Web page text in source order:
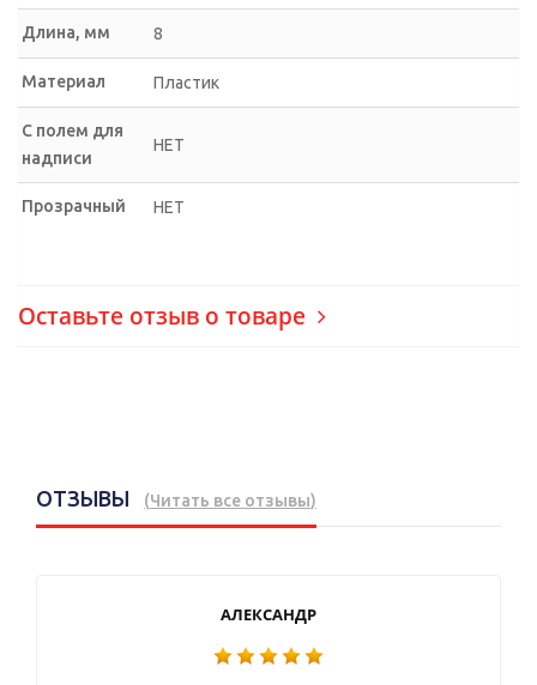
Длина, мм 8
Материал Пластик
С полем для
надписи
НЕТ
Прозрачный НЕТ
Оставьте отзыв о товаре
ОТЗЫВЫ (Читать все отзывы)
АЛЕКСАНДР